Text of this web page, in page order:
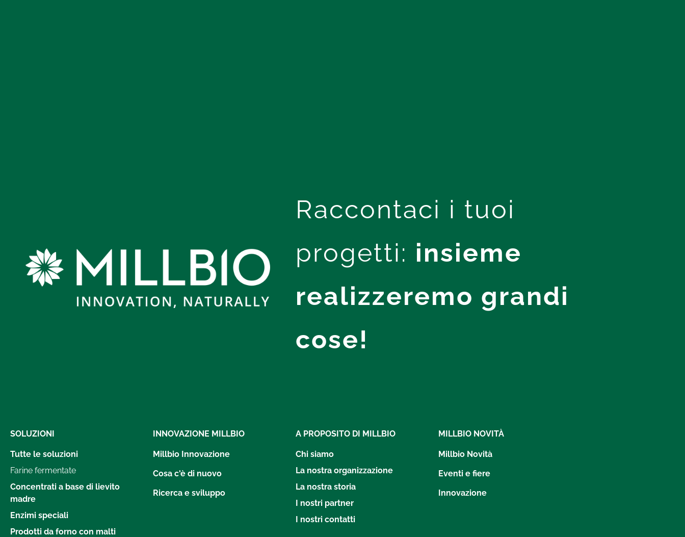
Raccontaci i tuoi
progetti: insieme
realizzeremo grandi
cose!
SOLUZIONI
Tutte le soluzioni
Farine fermentate
Concentrati a base di lievito
madre
Enzimi speciali
Prodotti da forno con malti
INNOVAZIONE MILLBIO
Millbio Innovazione
Cosa c'è di nuovo
Ricerca e sviluppo
A PROPOSITO DI MILLBIO
Chi siamo
La nostra organizzazione
La nostra storia
I nostri partner
I nostri contatti
MILLBIO NOVITÀ
Millbio Novità
Eventi e fiere
Innovazione